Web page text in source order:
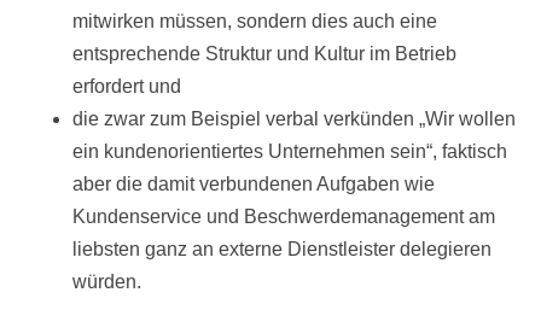
mitwirken müssen, sondern dies auch eine
entsprechende Struktur und Kultur im Betrieb
erfordert und
die zwar zum Beispiel verbal verkünden „Wir wollen
ein kundenorientiertes Unternehmen sein“, faktisch
aber die damit verbundenen Aufgaben wie
Kundenservice und Beschwerdemanagement am
liebsten ganz an externe Dienstleister delegieren
würden.